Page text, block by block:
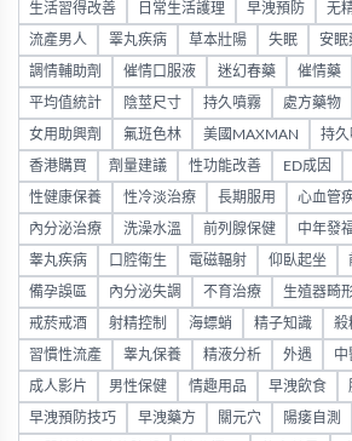
生活習得改善 日常生活護理 早洩預防 无
流產男人 睪丸疾病 草本壯陽 失眠 安眠
調情輔助劑 催情口服液 迷幻春藥 催情藥
平均值統計 陰莖尺寸 持久噴霧 處方藥物
女用助興劑 氟班色林 美國MAXMAN 持久
香港購買 劑量建議 性功能改善 ED成因
性健康保養 性冷淡治療 長期服用 心血管
內分泌治療 洗澡水溫 前列腺保健 中年發
睾丸疾病 口腔衛生 電磁輻射 仰臥起坐
備孕誤區 內分泌失調 不育治療 生殖器畸
戒菸戒酒 射精控制 海螵蛸 精子知識 殺
習慣性流產 睾丸保養 精液分析 外遇 中
成人影片 男性保健 情趣用品 早洩飲食
早洩預防技巧 早洩藥方 關元穴 陽痿自測